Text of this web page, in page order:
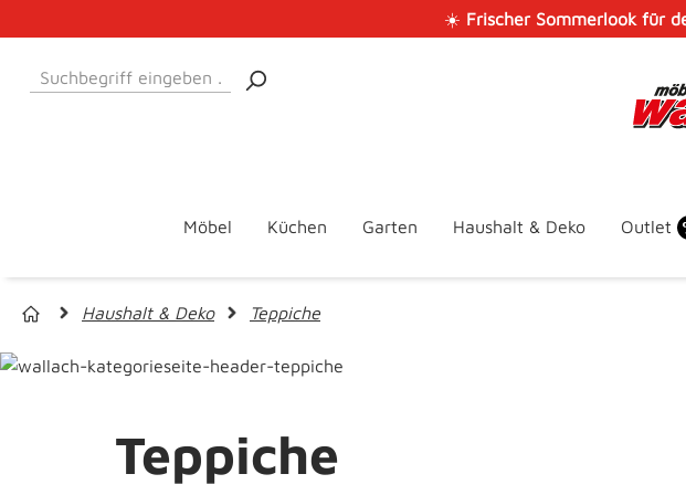
☀️ Frischer Sommerlook für
Möbel Küchen Garten Haushalt & Deko Outlet
Haushalt & Deko Teppiche
Teppiche